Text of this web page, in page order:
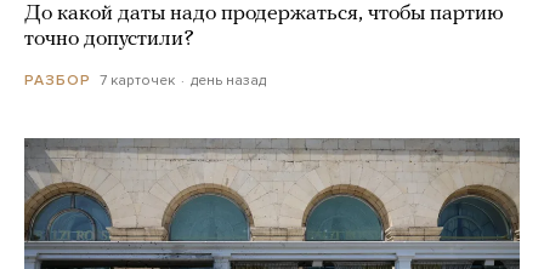
До какой даты надо продержаться, чтобы партию
точно допустили?
РАЗБОР 7 карточек день назад